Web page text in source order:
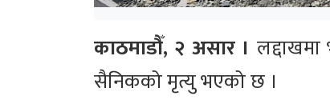
काठमाडौँ, २ असार ।
सैनिकको मृत्यु भएको छ ।